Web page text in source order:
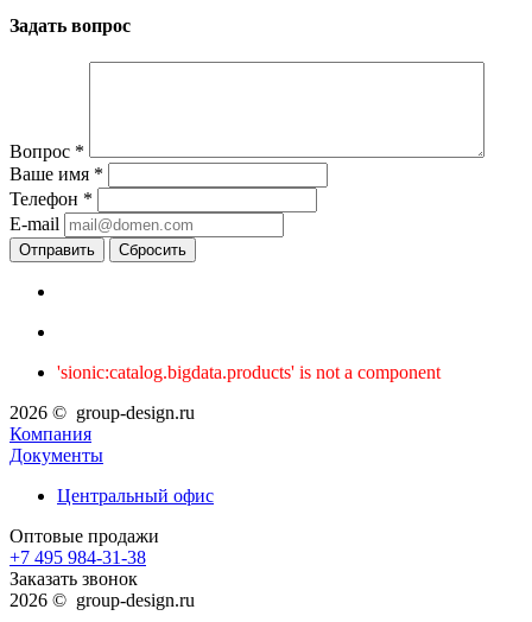
Задать вопрос
Вопрос *
Ваше имя *
Телефон *
E-mail
Сбросить
'sionic:catalog.bigdata.products' is not a component
2026 © group-design.ru
Компания
Документы
Центральный офис
Оптовые продажи
+7 495 984-31-38
Заказать звонок
2026 © group-design.ru